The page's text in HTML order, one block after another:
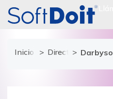
Inicio Directorio de